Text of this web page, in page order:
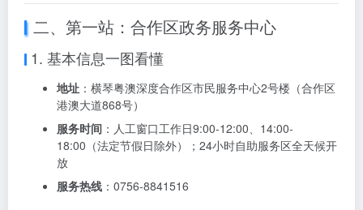
二、第一站：合作区政务服务中心
1. 基本信息一图看懂
地址 ：横琴粤澳深度合作区市民服务中心2号楼（合作区
港澳大道868号）
服务时间 ：人工窗口工作日9:00-12:00、14:00-
18:00（法定节假日除外）；24小时自助服务区全天候开
放
服务热线 ：0756-8841516